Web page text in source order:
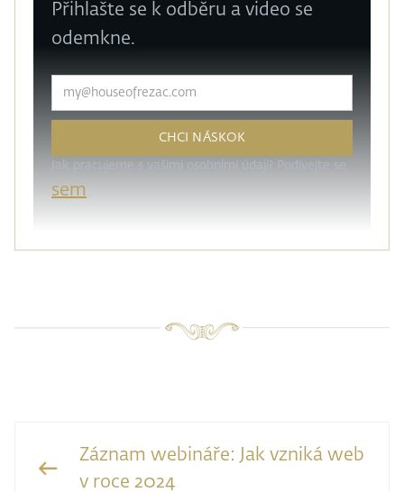
Přihlašte se k odběru a video se
odemkne.
Jak pracujeme s vašimi osobními údaji? Podívejte se
sem .
Záznam webináře: Jak vzniká web
v roce 2024